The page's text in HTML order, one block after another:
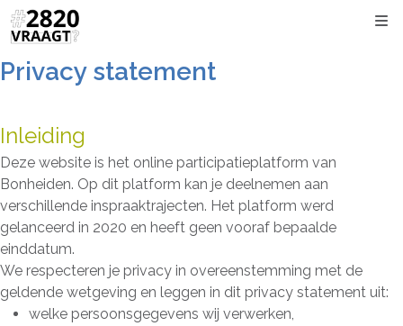
Privacy statement
Inleiding
Deze website is het online participatieplatform van
Bonheiden. Op dit platform kan je deelnemen aan
verschillende inspraaktrajecten. Het platform werd
gelanceerd in 2020 en heeft geen vooraf bepaalde
einddatum.
We respecteren je privacy in overeenstemming met de
geldende wetgeving en leggen in dit privacy statement uit:
welke persoonsgegevens wij verwerken,